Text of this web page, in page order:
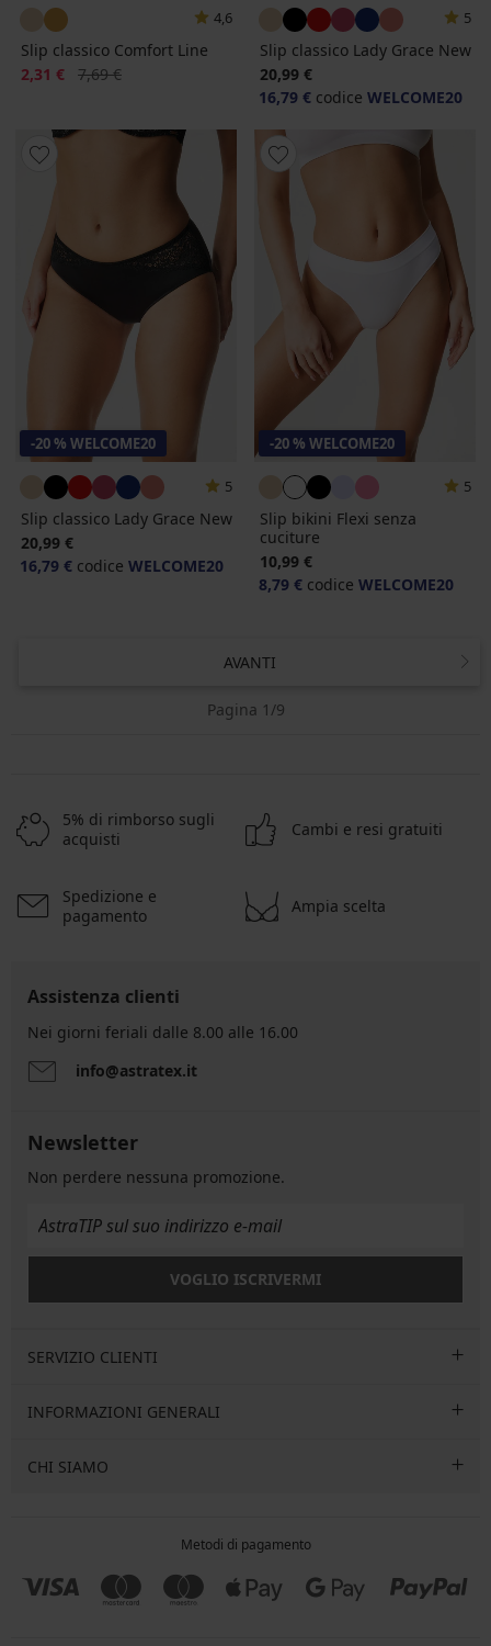
4,6
Slip classico Comfort Line
Sconto
2,31 € Prezzo originale
7,69 €
5
Slip classico Lady Grace New
20,99 €
16,79 € codice WELCOME20
-20 % WELCOME20
5
Slip classico Lady Grace New
20,99 €
16,79 € codice WELCOME20
-20 % WELCOME20
5
Slip bikini Flexi senza
cuciture
10,99 €
8,79 € codice WELCOME20
AVANTI
Pagina 1/9
5% di rimborso sugli
acquisti
Cambi e resi gratuiti
Spedizione e
pagamento
Ampia scelta
Assistenza clienti
Nei giorni feriali dalle 8.00 alle 16.00
info@astratex.it
Newsletter
Non perdere nessuna promozione.
VOGLIO ISCRIVERMI
SERVIZIO CLIENTI
INFORMAZIONI GENERALI
CHI SIAMO
Metodi di pagamento